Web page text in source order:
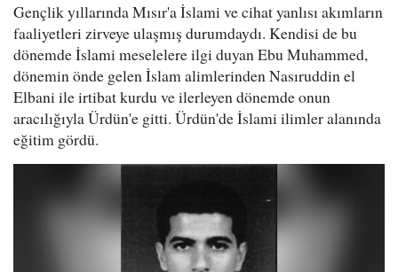
Gençlik yıllarında Mısır'a İslami ve cihat yanlısı akımların
faaliyetleri zirveye ulaşmış durumdaydı. Kendisi de bu
dönemde İslami meselelere ilgi duyan Ebu Muhammed,
dönemin önde gelen İslam alimlerinden Nasıruddin el
Elbani ile irtibat kurdu ve ilerleyen dönemde onun
aracılığıyla Ürdün'e gitti. Ürdün'de İslami ilimler alanında
eğitim gördü.